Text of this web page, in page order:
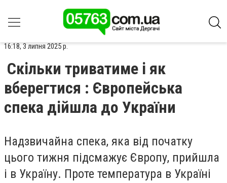
16:18, 3 липня 2025 р.
Скільки триватиме і як
вберегтися : Європейська
спека дійшла до України
Надзвичайна спека, яка від початку
цього тижня підсмажує Європу, прийшла
і в Україну. Проте температура в Україні